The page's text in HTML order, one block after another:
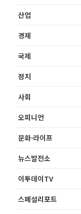
산업
경제
국제
정치
사회
오피니언
문화·라이프
뉴스발전소
이투데이TV
스페셜리포트